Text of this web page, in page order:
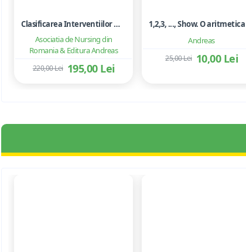
Asociatia de Nursing din
Romania & Editura Andreas
Clasificarea Interventiilor Nursing (NIC)
195,00 Lei
220,00 Lei
Andreas
10,00 Lei
25,00 Lei